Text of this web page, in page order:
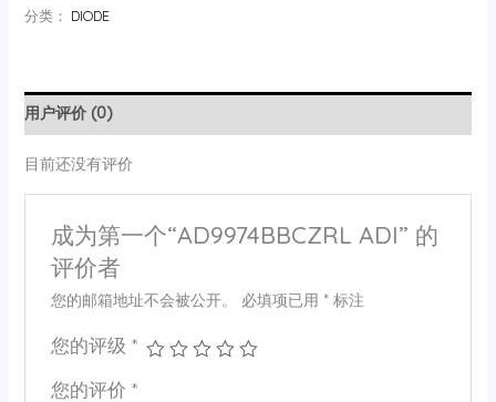
分类： DIODE
用户评价 (0)
目前还没有评价
成为第一个“AD9974BBCZRL ADI” 的
评价者
您的邮箱地址不会被公开。 必填项已用 *标注
您的评级 *
您的评价 *